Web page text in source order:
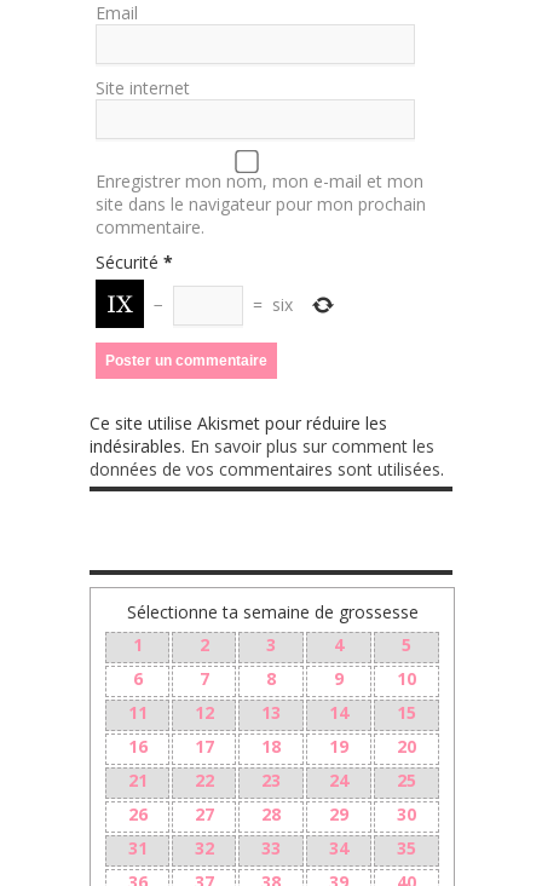
Email
Site internet
Enregistrer mon nom, mon e-mail et mon
site dans le navigateur pour mon prochain
commentaire.
Sécurité *
−
= six
Ce site utilise Akismet pour réduire les
indésirables. En savoir plus sur comment les
données de vos commentaires sont utilisées.
Sélectionne ta semaine de grossesse
1
2 3 4
5
6
7 8 9
10
11
12 13 14
15
16
17 18 19
20
21
22 23 24
25
26
27 28 29
30
31
32 33 34
35